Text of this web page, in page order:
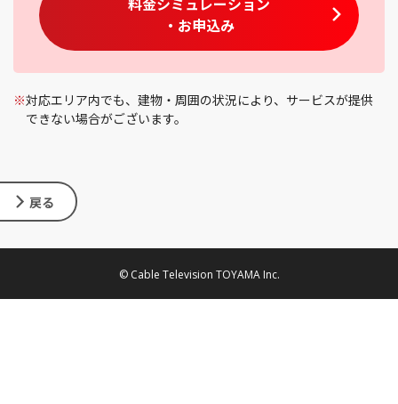
・お申込み
※対応エリア内でも、建物・周囲の状況により、サービスが提供
できない場合がございます。
戻る
© Cable Television TOYAMA Inc.